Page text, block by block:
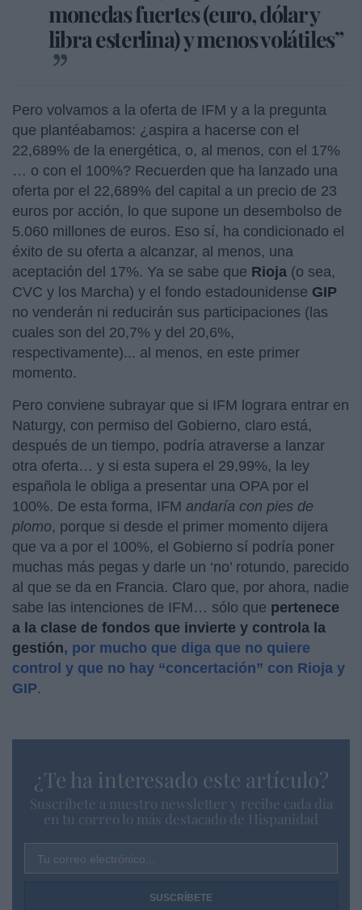
monedas fuertes (euro, dólar y
libra esterlina) y menos volátiles”
Pero volvamos a la oferta de IFM y a la pregunta
que plantéabamos: ¿aspira a hacerse con el
22,689% de la energética, o, al menos, con el 17%
… o con el 100%? Recuerden que ha lanzado una
oferta por el 22,689% del capital a un precio de 23
euros por acción, lo que supone un desembolso de
5.060 millones de euros. Eso sí, ha condicionado el
éxito de su oferta a alcanzar, al menos, una
aceptación del 17%. Ya se sabe que Rioja (o sea,
CVC y los Marcha) y el fondo estadounidense GIP
no venderán ni reducirán sus participaciones (las
cuales son del 20,7% y del 20,6%,
respectivamente)... al menos, en este primer
momento.
Pero conviene subrayar que si IFM lograra entrar en
Naturgy, con permiso del Gobierno, claro está,
después de un tiempo, podría atraverse a lanzar
otra oferta… y si esta supera el 29,99%, la ley
española le obliga a presentar una OPA por el
100%. De esta forma, IFM andaría con pies de
plomo, porque si desde el primer momento dijera
que va a por el 100%, el Gobierno sí podría poner
muchas más pegas y darle un ‘no’ rotundo, parecido
al que se da en Francia. Claro que, por ahora, nadie
sabe las intenciones de IFM… sólo que pertenece
a la clase de fondos que invierte y controla la
gestión, por mucho que diga que no quiere
control y que no hay “concertación” con Rioja y
GIP.
¿Te ha interesado este artículo?
Suscríbete a nuestro newsletter y recibe cada dia
en tu correo lo más destacado de Hispanidad
Tu correo electrónico...